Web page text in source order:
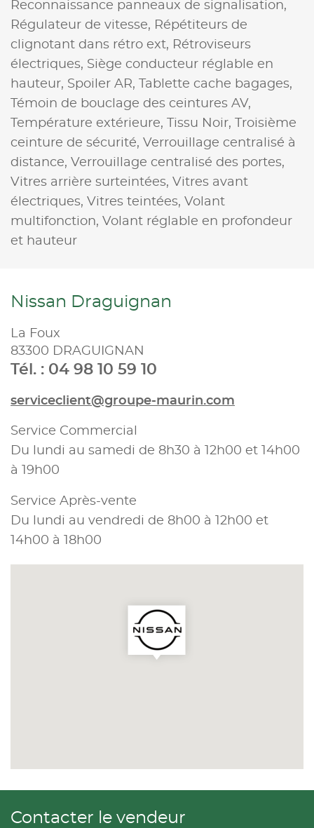
Reconnaissance panneaux de signalisation,
Régulateur de vitesse, Répétiteurs de
clignotant dans rétro ext, Rétroviseurs
électriques, Siège conducteur réglable en
hauteur, Spoiler AR,
Tablette cache bagages,
Témoin de bouclage des ceintures AV,
Température extérieure,
Tissu Noir,
Troisième
ceinture de sécurité, Verrouillage centralisé à
distance, Verrouillage centralisé des portes,
Vitres arrière surteintées, Vitres avant
électriques, Vitres teintées, Volant
multifonction, Volant réglable en profondeur
et hauteur
Nissan Draguignan
La Foux
83300 DRAGUIGNAN
Tél. : 04 98 10 59 10
serviceclient@groupe-maurin.com
Service Commercial
Du lundi au samedi de 8h30 à 12h00 et 14h00
à 19h00
Service Après-vente
Du lundi au vendredi de 8h00 à 12h00 et
14h00 à 18h00
Contacter le vendeur